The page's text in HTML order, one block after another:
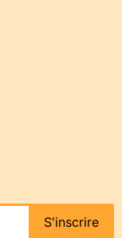
S'inscrire